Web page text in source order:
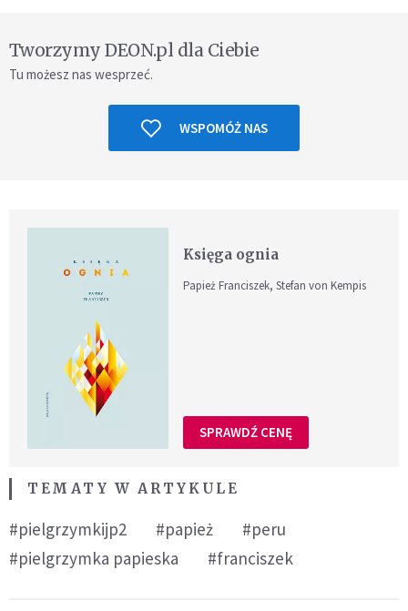
Tworzymy DEON.pl dla Ciebie
Tu możesz nas wesprzeć.
WSPOMÓŻ NAS
Księga ognia
Papież Franciszek, Stefan von Kempis
SPRAWDŹ CENĘ
TEMATY W ARTYKULE
#pielgrzymkijp2 #papież
#peru
#pielgrzymka papieska
#franciszek